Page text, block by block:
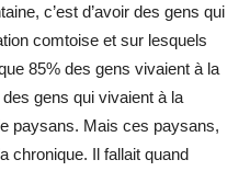
c’est d’avoir des gens qui
comtoise et sur lesquels
85% des gens vivaient à la
gens qui vivaient à la
paysans. Mais ces paysans,
chronique. Il fallait quand